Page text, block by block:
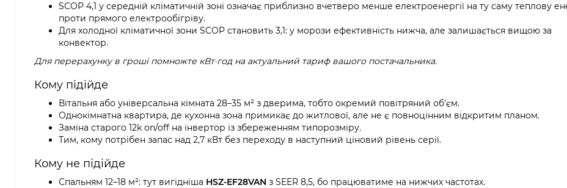
SCOP 4,1 у середній кліматичній зоні означає приблизно вчетверо менше електроенергії на ту саму теплову
проти прямого електрообігріву.
Для холодної кліматичної зони SCOP становить 3,1: у морози ефективність нижча, але залишається вищою за
конвектор.
Для перерахунку в гроші помножте кВт·год на актуальний тариф вашого постачальника.
Кому підійде
Вітальня або універсальна кімната 28–35 м² з дверима, тобто окремий повітряний об'єм.
Однокімнатна квартира, де кухонна зона примикає до житлової, але не є повноцінним відкритим планом.
Заміна старого 12k on/off на інвертор із збереженням типорозміру.
Тим, кому потрібен запас над 2,7 кВт без переходу в наступний ціновий рівень серії.
Кому не підійде
Спальням 12–18 м²: тут вигідніша HSZ-EF28VAN з SEER 8,5, бо працюватиме на нижчих частотах.